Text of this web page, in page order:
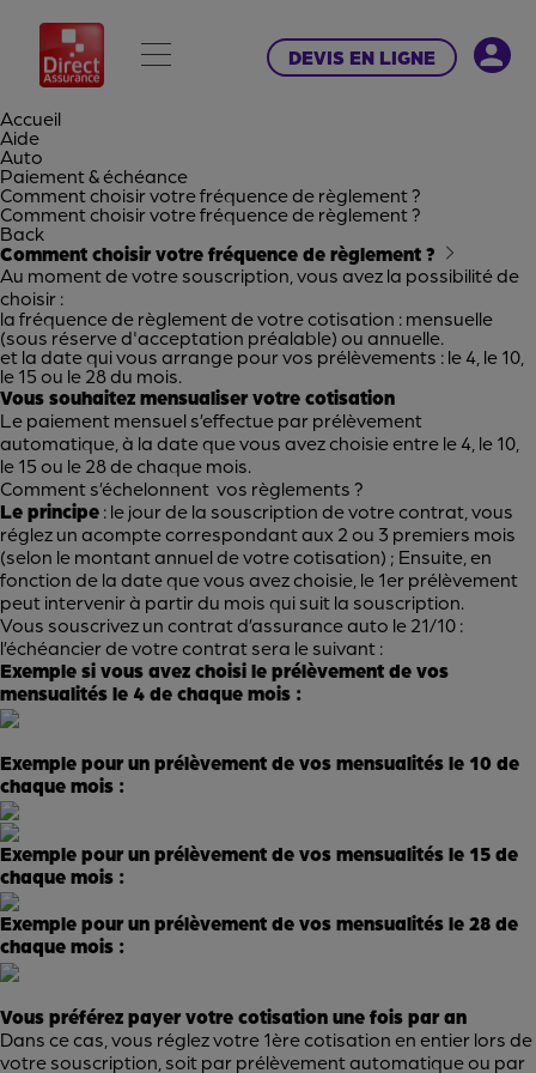
DEVIS EN LIGNE
Accueil
Aide
Auto
Paiement & échéance
Comment choisir votre fréquence de règlement ?
Comment choisir votre fréquence de règlement ?
Back
Comment choisir votre fréquence de règlement ?
Au moment de votre souscription, vous avez la possibilité de
choisir :
la fréquence de règlement de votre cotisation : mensuelle
(sous réserve d'acceptation préalable) ou annuelle.
et la date qui vous arrange pour vos prélèvements : le 4, le 10,
le 15 ou le 28 du mois.
Vous souhaitez mensualiser votre cotisation
Le paiement mensuel s’effectue par prélèvement
automatique, à la date que vous avez choisie entre le 4, le 10,
le 15 ou le 28 de chaque mois.
Comment s’échelonnent vos règlements ?
Le principe : le jour de la souscription de votre contrat, vous
réglez un acompte correspondant aux 2 ou 3 premiers mois
(selon le montant annuel de votre cotisation) ; Ensuite, en
fonction de la date que vous avez choisie, le 1er prélèvement
peut intervenir à partir du mois qui suit la souscription.
Vous souscrivez un contrat d’assurance auto le 21/10 :
l’échéancier de votre contrat sera le suivant :
Exemple si vous avez choisi le prélèvement de vos
mensualités le 4 de chaque mois :
Exemple pour un prélèvement de vos mensualités le 10 de
chaque mois :
Exemple pour un prélèvement de vos mensualités le 15 de
chaque mois :
Exemple pour un prélèvement de vos mensualités le 28 de
chaque mois :
Vous préférez payer votre cotisation une fois par an
Dans ce cas, vous réglez votre 1èrecotisation en entier lors de
votre souscription, soit par prélèvement automatique ou par